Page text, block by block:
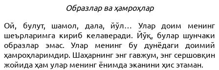
Образлар ва ҳамроҳлар
Ой, булут, шамол, дала, йўл… Улар доим менинг
шеърларимга кириб келаверади. Йўқ, булар шунчаки
образлар эмас. Улар менинг бу дунёдаги доимий
ҳамроҳларимдир. Шаҳарнинг энг гавжум, энг сершовқин
жойида ҳам улар менинг ёнимда эканини ҳис этаман.